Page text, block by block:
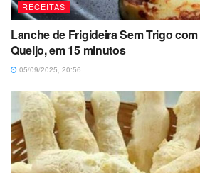
RECEITAS
Lanche de Frigideira Sem Trigo
Queijo, em 15 minutos
05/09/2025, 20:56